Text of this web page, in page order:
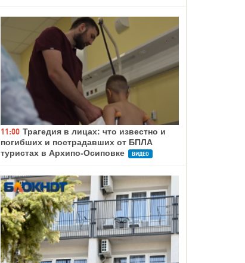
11:00 Трагедия в лицах: что известно и
погибших и пострадавших от БПЛА
туристах в Архипо-Осиповке
ВИДЕО